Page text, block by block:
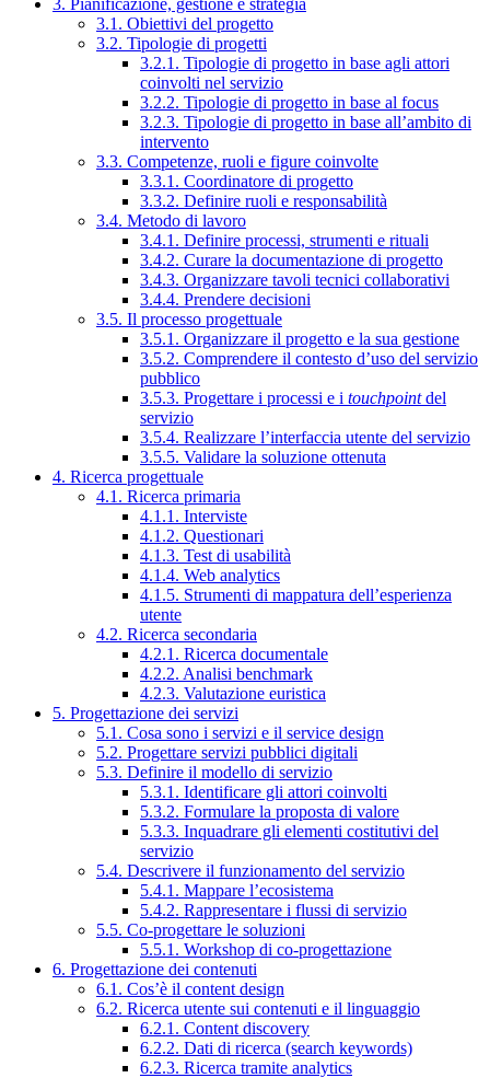
3. Pianificazione, gestione e strategia
3.1. Obiettivi del progetto
3.2. Tipologie di progetti
3.2.1. Tipologie di progetto in base agli attori
coinvolti nel servizio
3.2.2. Tipologie di progetto in base al focus
3.2.3. Tipologie di progetto in base all’ambito di
intervento
3.3. Competenze, ruoli e figure coinvolte
3.3.1. Coordinatore di progetto
3.3.2. Definire ruoli e responsabilità
3.4. Metodo di lavoro
3.4.1. Definire processi, strumenti e rituali
3.4.2. Curare la documentazione di progetto
3.4.3. Organizzare tavoli tecnici collaborativi
3.4.4. Prendere decisioni
3.5. Il processo progettuale
3.5.1. Organizzare il progetto e la sua gestione
3.5.2. Comprendere il contesto d’uso del servizio
pubblico
3.5.3. Progettare i processi e i touchpointdel
servizio
3.5.4. Realizzare l’interfaccia utente del servizio
3.5.5. Validare la soluzione ottenuta
4. Ricerca progettuale
4.1. Ricerca primaria
4.1.1. Interviste
4.1.2. Questionari
4.1.3. Test di usabilità
4.1.4. Web analytics
4.1.5. Strumenti di mappatura dell’esperienza
utente
4.2. Ricerca secondaria
4.2.1. Ricerca documentale
4.2.2. Analisi benchmark
4.2.3. Valutazione euristica
5. Progettazione dei servizi
5.1. Cosa sono i servizi e il service design
5.2. Progettare servizi pubblici digitali
5.3. Definire il modello di servizio
5.3.1. Identificare gli attori coinvolti
5.3.2. Formulare la proposta di valore
5.3.3. Inquadrare gli elementi costitutivi del
servizio
5.4. Descrivere il funzionamento del servizio
5.4.1. Mappare l’ecosistema
5.4.2. Rappresentare i flussi di servizio
5.5. Co-progettare le soluzioni
5.5.1. Workshop di co-progettazione
6. Progettazione dei contenuti
6.1. Cos’è il content design
6.2. Ricerca utente sui contenuti e il linguaggio
6.2.1. Content discovery
6.2.2. Dati di ricerca (search keywords)
6.2.3. Ricerca tramite analytics